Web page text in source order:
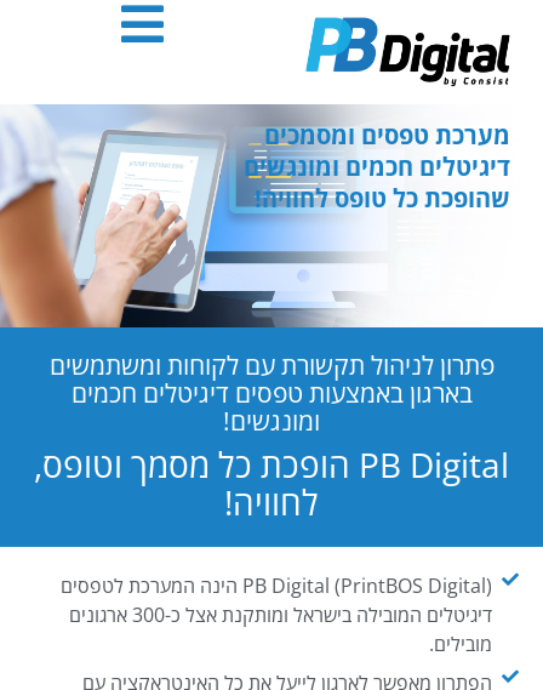
אנטר
מערכת טפסים ומסמכים
דיגיטלים חכמים ומונגשים
שהופכת כל טופס לחוויה!
פתרון לניהול תקשורת עם לקוחות ומשתמשים
בארגון באמצעות טפסים דיגיטלים חכמים
ומונגשים!
PB Digital הופכת כל מסמך וטופס,
לחוויה!
PB Digital (PrintBOS Digital) הינה המערכת לטפסים
דיגיטלים המובילה בישראל ומותקנת אצל כ-300 ארגונים
מובילים.
הפתרון מאפשר לארגון לייעל את כל האינטראקציה עם